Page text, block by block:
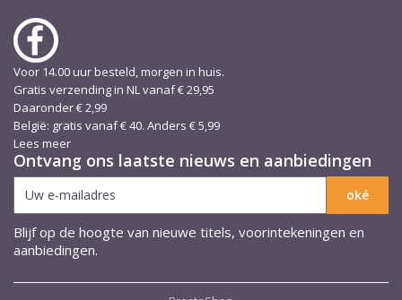
Voor 14.00 uur besteld, morgen in huis.
Gratis verzending in NL vanaf € 29,95
Daaronder € 2,99
België: gratis vanaf € 40. Anders € 5,99
Lees meer
Ontvang ons laatste nieuws en aanbiedingen
Blijf op de hoogte van nieuwe titels, voorintekeningen en
aanbiedingen.